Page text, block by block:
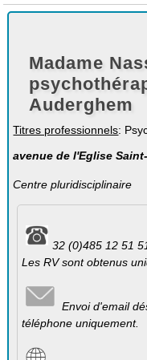
Madame
Auderghem
Titres professionnels:
avenue de l'Eglise
Centre pluridisciplinaire
32 (0)485 12 51
Les RV sont obtenus
Envoi d'email
téléphone uniquement.